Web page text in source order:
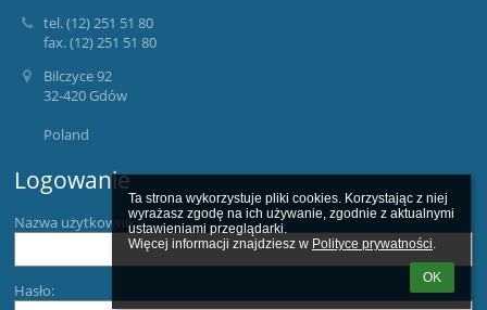
Ta strona wykorzystuje pliki cookies. Korzystając z niej
wyrażasz zgodę na ich używanie, zgodnie z aktualnymi
ustawieniami przeglądarki.
Więcej informacji znajdziesz w Polityce prywatności.
OK
tel. (12) 251 51 80
fax. (12) 251 51 80
Bilczyce 92
32-420 Gdów
Poland
Logowanie
Nazwa użytkownika:
Hasło: